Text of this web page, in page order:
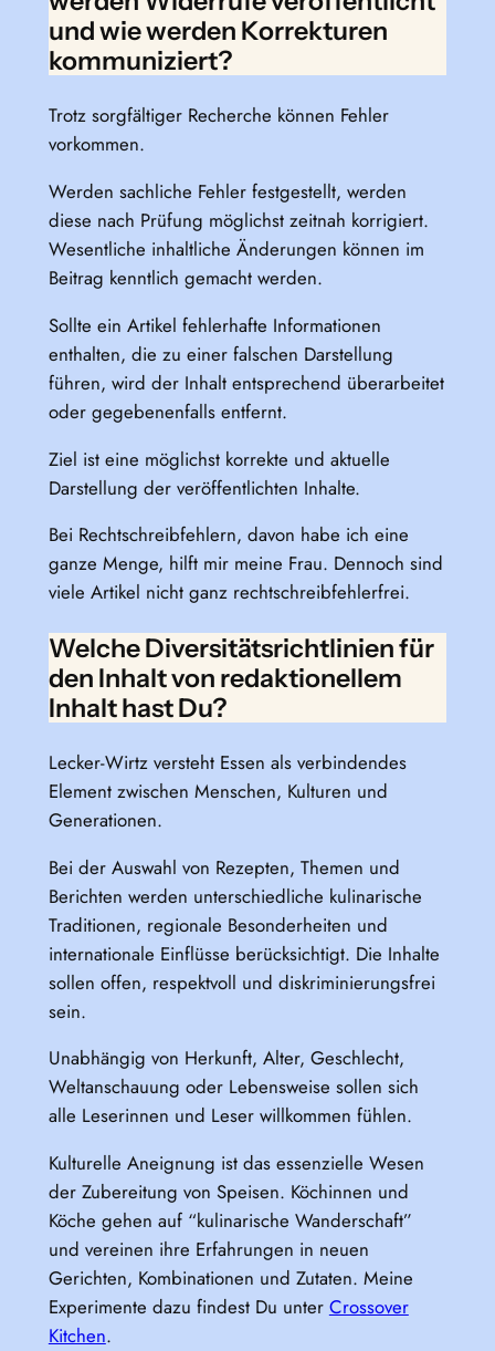
und wie werden Korrekturen
kommuniziert?
Trotz sorgfältiger Recherche können Fehler
vorkommen.
Werden sachliche Fehler festgestellt, werden
diese nach Prüfung möglichst zeitnah korrigiert.
Wesentliche inhaltliche Änderungen können im
Beitrag kenntlich gemacht werden.
Sollte ein Artikel fehlerhafte Informationen
enthalten, die zu einer falschen Darstellung
führen, wird der Inhalt entsprechend überarbeitet
oder gegebenenfalls entfernt.
Ziel ist eine möglichst korrekte und aktuelle
Darstellung der veröffentlichten Inhalte.
Bei Rechtschreibfehlern, davon habe ich eine
ganze Menge, hilft mir meine Frau. Dennoch sind
viele Artikel nicht ganz rechtschreibfehlerfrei.
Welche Diversitätsrichtlinien für
den Inhalt von redaktionellem
Inhalt hast Du?
Lecker-Wirtz versteht Essen als verbindendes
Element zwischen Menschen, Kulturen und
Generationen.
Bei der Auswahl von Rezepten, Themen und
Berichten werden unterschiedliche kulinarische
Traditionen, regionale Besonderheiten und
internationale Einflüsse berücksichtigt. Die Inhalte
sollen offen, respektvoll und diskriminierungsfrei
sein.
Unabhängig von Herkunft, Alter, Geschlecht,
Weltanschauung oder Lebensweise sollen sich
alle Leserinnen und Leser willkommen fühlen.
Kulturelle Aneignung ist das essenzielle Wesen
der Zubereitung von Speisen. Köchinnen und
Köche gehen auf “kulinarische Wanderschaft”
und vereinen ihre Erfahrungen in neuen
Gerichten, Kombinationen und Zutaten. Meine
Experimente dazu findest Du unter Crossover
Kitchen.